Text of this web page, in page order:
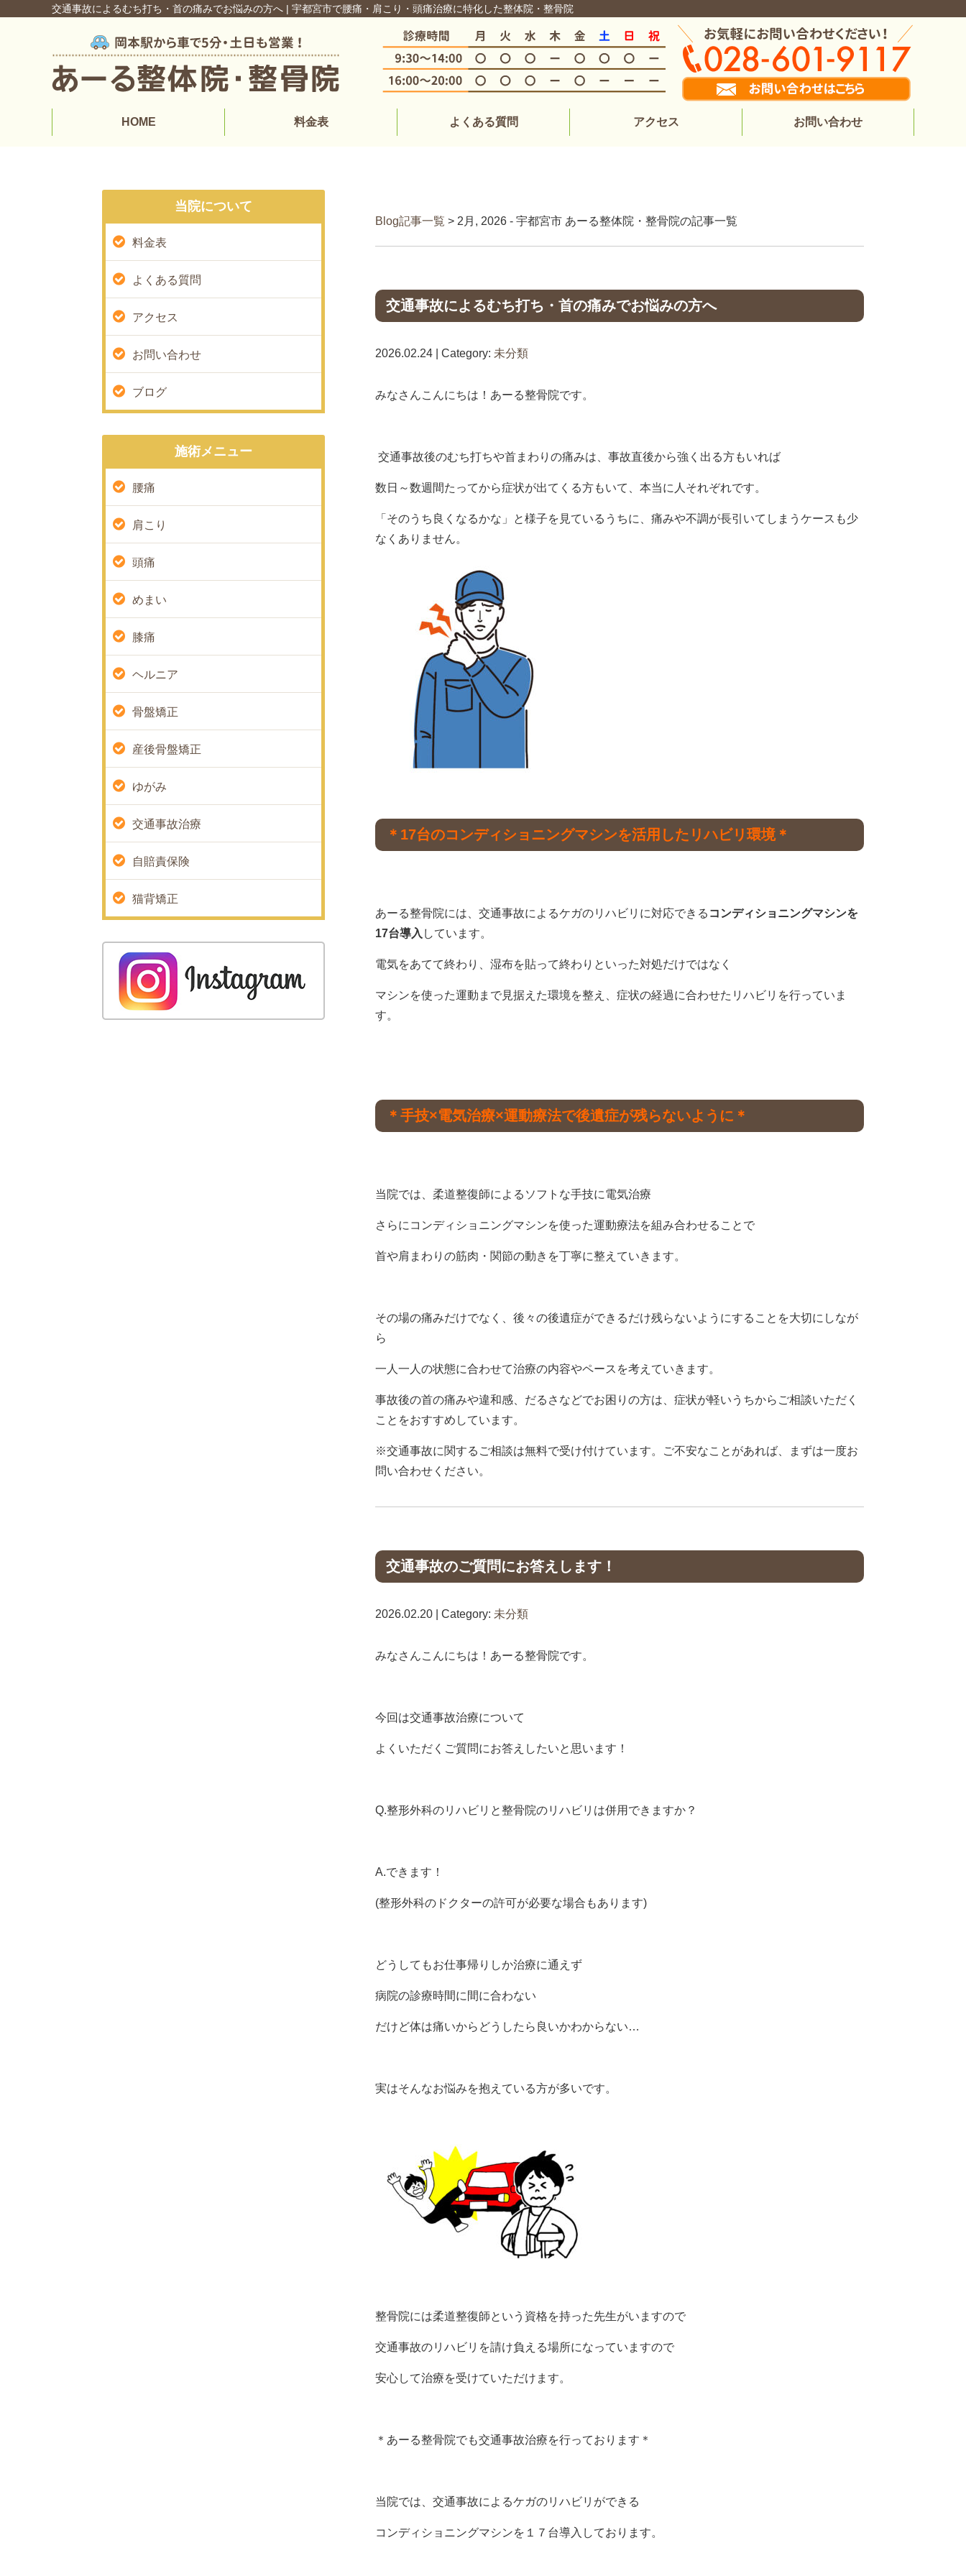
交通事故によるむち打ち・首の痛みでお悩みの方へ | 宇都宮市で腰痛・肩こり・頭痛治療に特化した整体院・整骨院
HOME 料金表 よくある質問 アクセス お問い合わせ
Blog記事一覧 > 2月, 2026 - 宇都宮市 あーる整体院・整骨院の記事一覧
交通事故によるむち打ち・首の痛みでお悩みの方へ
2026.02.24 | Category: 未分類
みなさんこんにちは！あーる整骨院です。
交通事故後のむち打ちや首まわりの痛みは、事故直後から強く出る方もいれば
数日～数週間たってから症状が出てくる方もいて、本当に人それぞれです。
「そのうち良くなるかな」と様子を見ているうちに、痛みや不調が長引いてしまうケースも少
なくありません。
＊17台のコンディショニングマシンを活用したリハビリ環境＊
あーる整骨院には、交通事故によるケガのリハビリに対応できる コンディショニングマシンを
17台導入 しています。
電気をあてて終わり、湿布を貼って終わりといった対処だけではなく
マシンを使った運動まで見据えた環境を整え、症状の経過に合わせたリハビリを行っていま
す。
＊手技×電気治療×運動療法で後遺症が残らないように＊
当院では、柔道整復師によるソフトな手技に電気治療
さらにコンディショニングマシンを使った運動療法を組み合わせることで
首や肩まわりの筋肉・関節の動きを丁寧に整えていきます。
その場の痛みだけでなく、後々の後遺症ができるだけ残らないようにすることを大切にしなが
ら
一人一人の状態に合わせて治療の内容やペースを考えていきます。
事故後の首の痛みや違和感、だるさなどでお困りの方は、症状が軽いうちからご相談いただく
ことをおすすめしています。
※交通事故に関するご相談は無料で受け付けています。ご不安なことがあれば、まずは一度お
問い合わせください。
交通事故のご質問にお答えします！
2026.02.20 | Category: 未分類
みなさんこんにちは！あーる整骨院です。
今回は交通事故治療について
よくいただくご質問にお答えしたいと思います！
Q.整形外科のリハビリと整骨院のリハビリは併用できますか？
A.できます！
(整形外科のドクターの許可が必要な場合もあります)
どうしてもお仕事帰りしか治療に通えず
病院の診療時間に間に合わない
だけど体は痛いからどうしたら良いかわからない…
実はそんなお悩みを抱えている方が多いです。
整骨院には柔道整復師という資格を持った先生がいますので
交通事故のリハビリを請け負える場所になっていますので
安心して治療を受けていただけます。
＊あーる整骨院でも交通事故治療を行っております＊
当院では、交通事故によるケガのリハビリができる
コンディショニングマシンを１７台導入しております。
当院について
料金表
よくある質問
アクセス
お問い合わせ
ブログ
施術メニュー
腰痛
肩こり
頭痛
めまい
膝痛
ヘルニア
骨盤矯正
産後骨盤矯正
ゆがみ
交通事故治療
自賠責保険
猫背矯正